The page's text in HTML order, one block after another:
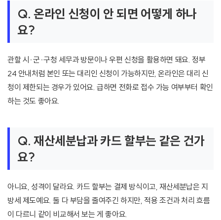
Q. 온라인 신청이 안 되면 어떻게 하나
요?
관할 시·군·구청 세무과 방문이나 우편 신청을 활용하면 돼요. 정부
24 안내처럼 본인 또는 대리인 신청이 가능하지만, 온라인은 대리 신
청이 제한되는 경우가 있어요. 급하면 전화로 접수 가능 여부부터 확인
하는 것도 좋아요.
Q. 재산세분납과 카드 할부는 같은 건가
요?
아니요, 성격이 달라요. 카드 할부는 결제 방식이고, 재산세분납은 지
방세 제도예요. 둘 다 부담을 줄여주긴 하지만, 적용 조건과 처리 흐름
이 다르니 같이 비교해서 보는 게 좋아요.